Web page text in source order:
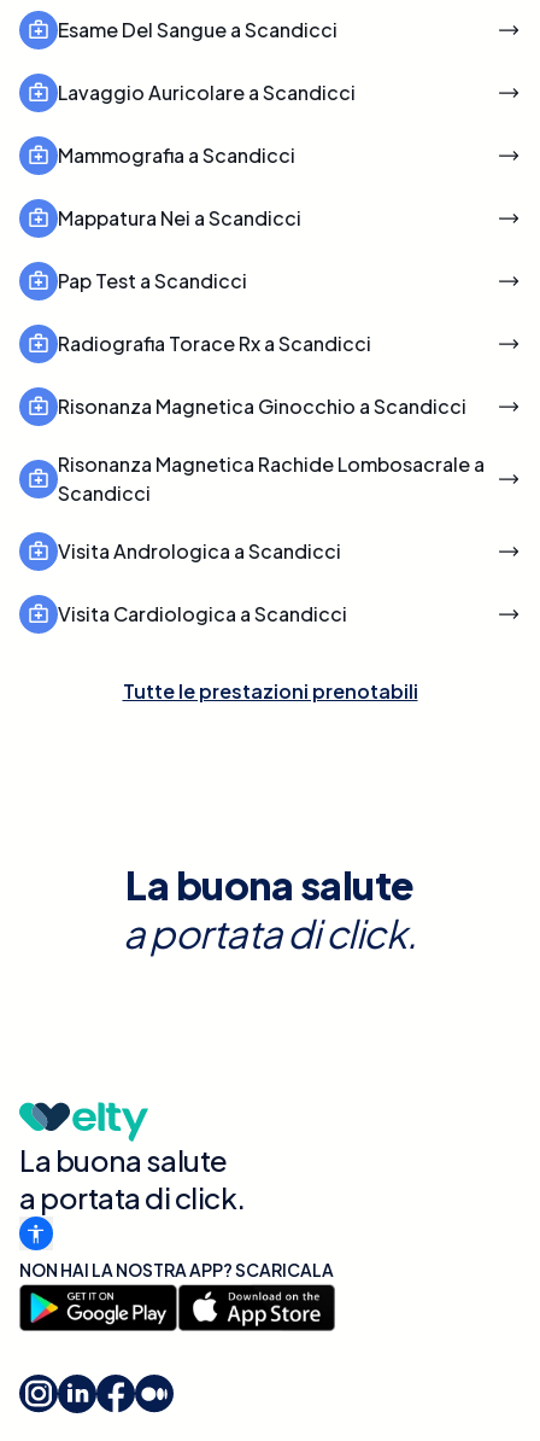
Esame Del Sangue a Scandicci
Lavaggio Auricolare a Scandicci
Mammografia a Scandicci
Mappatura Nei a Scandicci
Pap Test a Scandicci
Radiografia Torace Rx a Scandicci
Risonanza Magnetica Ginocchio a Scandicci
Risonanza Magnetica Rachide Lombosacrale a
Scandicci
Visita Andrologica a Scandicci
Visita Cardiologica a Scandicci
Tutte le prestazioni prenotabili
La buona salute
a portata di click.
La buona salute
a portata di click.
NON HAI LA NOSTRA APP? SCARICALA